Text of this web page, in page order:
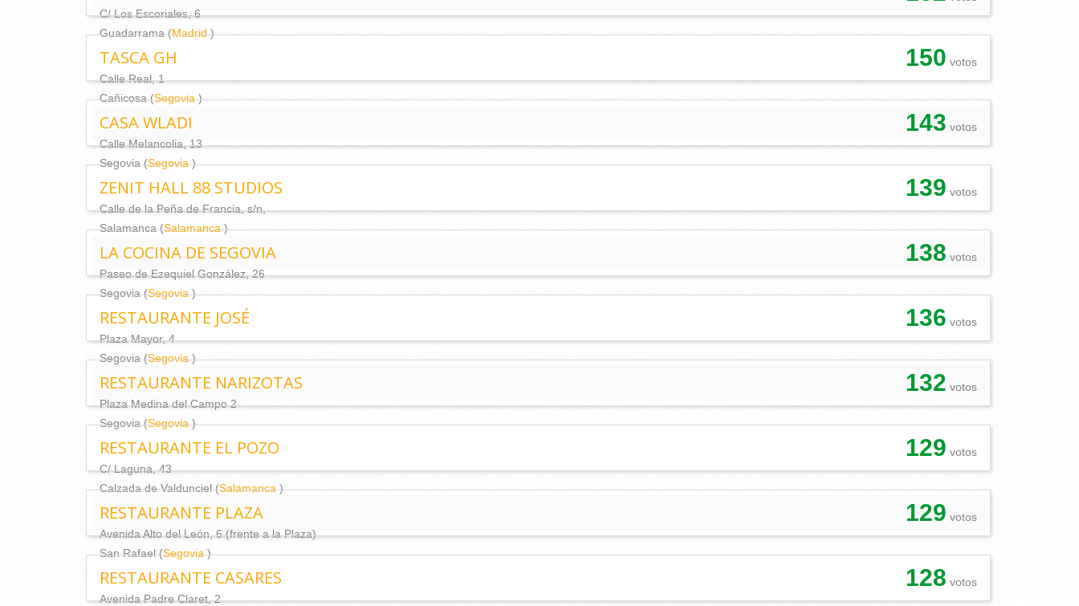
C/ Los Escoriales, 6
Guadarrama (Madrid )
TASCA GH
Calle Real, 1
Cañicosa (Segovia )
150 votos
CASA WLADI
Calle Melancolia, 13
Segovia (Segovia )
143 votos
ZENIT HALL 88 STUDIOS
Calle de la Peña de Francia, s/n,
Salamanca (Salamanca )
139 votos
LA COCINA DE SEGOVIA
Paseo de Ezequiel González, 26
Segovia (Segovia )
138 votos
RESTAURANTE JOSÉ
Plaza Mayor, 4
Segovia (Segovia )
136 votos
RESTAURANTE NARIZOTAS
Plaza Medina del Campo 2
Segovia (Segovia )
132 votos
RESTAURANTE EL POZO
C/ Laguna, 43
Calzada de Valdunciel (Salamanca )
129 votos
RESTAURANTE PLAZA
Avenida Alto del León, 6 (frente a la Plaza)
San Rafael (Segovia )
129 votos
RESTAURANTE CASARES
Avenida Padre Claret, 2
128 votos